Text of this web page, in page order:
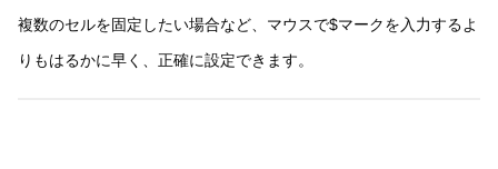
複数のセルを固定したい場合など、マウスで$マークを入力するよ
りもはるかに早く、正確に設定できます。